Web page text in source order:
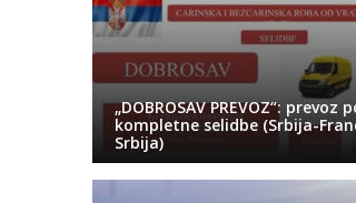
„DOBROSAV PREVOZ“: prevoz
kompletne selidbe (Srbija-
Srbija)